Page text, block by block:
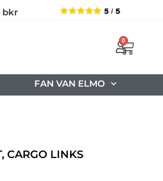
bkr
0
FAN VAN ELMO
CARGO LINKS